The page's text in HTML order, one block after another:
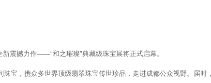
震撼力作——“和之璀璨”典藏级珠宝展将正式启幕。
宝，携众多世界顶级翡翠珠宝传世珍品，走进成都公众视野。届时